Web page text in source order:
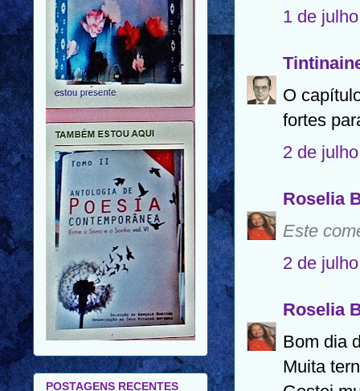
1 de
O
fortes
2 de
Roselia
Este
2 de
Roselia
Bom dia
Muita
POSTAGENS RECENTES